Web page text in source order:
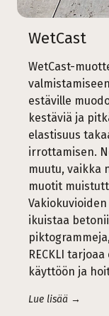
WetCast
WetCast-
estäville
kestäviä ja
elastisuus
irrottamisen.
muutu, vaikka
muotit
ikuistaa
RECKLI
käyttöön ja
Lue lisää →